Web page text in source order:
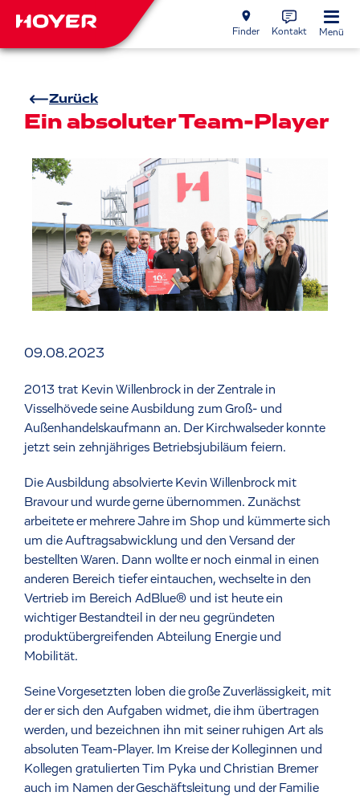
Finder Kontakt Menü
Zurück
Ein absoluter Team-Player
09.08.2023
2013 trat Kevin Willenbrock in der Zentrale in
Visselhövede seine Ausbildung zum Groß- und
Außenhandelskaufmann an. Der Kirchwalseder konnte
jetzt sein zehnjähriges Betriebsjubiläum feiern.
Die Ausbildung absolvierte Kevin Willenbrock mit
Bravour und wurde gerne übernommen. Zunächst
arbeitete er mehrere Jahre im Shop und kümmerte sich
um die Auftragsabwicklung und den Versand der
bestellten Waren. Dann wollte er noch einmal in einen
anderen Bereich tiefer eintauchen, wechselte in den
Vertrieb im Bereich AdBlue® und ist heute ein
wichtiger Bestandteil in der neu gegründeten
produktübergreifenden Abteilung Energie und
Mobilität.
Seine Vorgesetzten loben die große Zuverlässigkeit, mit
der er sich den Aufgaben widmet, die ihm übertragen
werden, und bezeichnen ihn mit seiner ruhigen Art als
absoluten Team-Player. Im Kreise der Kolleginnen und
Kollegen gratulierten Tim Pyka und Christian Bremer
auch im Namen der Geschäftsleitung und der Familie